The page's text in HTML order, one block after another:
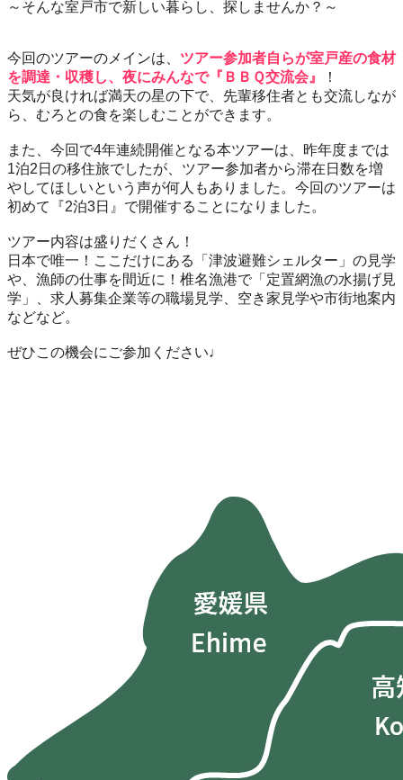
～そんな室戸市で新しい暮らし、探しませんか？～
今回のツアーのメインは、 ツアー参加者自らが室戸産の食材
を調達・収穫し、夜にみんなで『ＢＢＱ交流会』
！
天気が良ければ満天の星の下で、先輩移住者とも交流しなが
ら、むろとの食を楽しむことができます。
また、今回で4年連続開催となる本ツアーは、昨年度までは
1泊2日の移住旅でしたが、ツアー参加者から滞在日数を増
やしてほしいという声が何人もありました。今回のツアーは
初めて『2泊3日』で開催することになりました。
ツアー内容は盛りだくさん！
日本で唯一！ここだけにある「津波避難シェルター」 の見学
や、漁師の仕事を間近に！椎名漁港で「定置網漁の水揚げ見
学」、求人募集企業等の職場見学、空き家見学や市街地案内
などなど。
ぜひこの機会にご参加ください♩